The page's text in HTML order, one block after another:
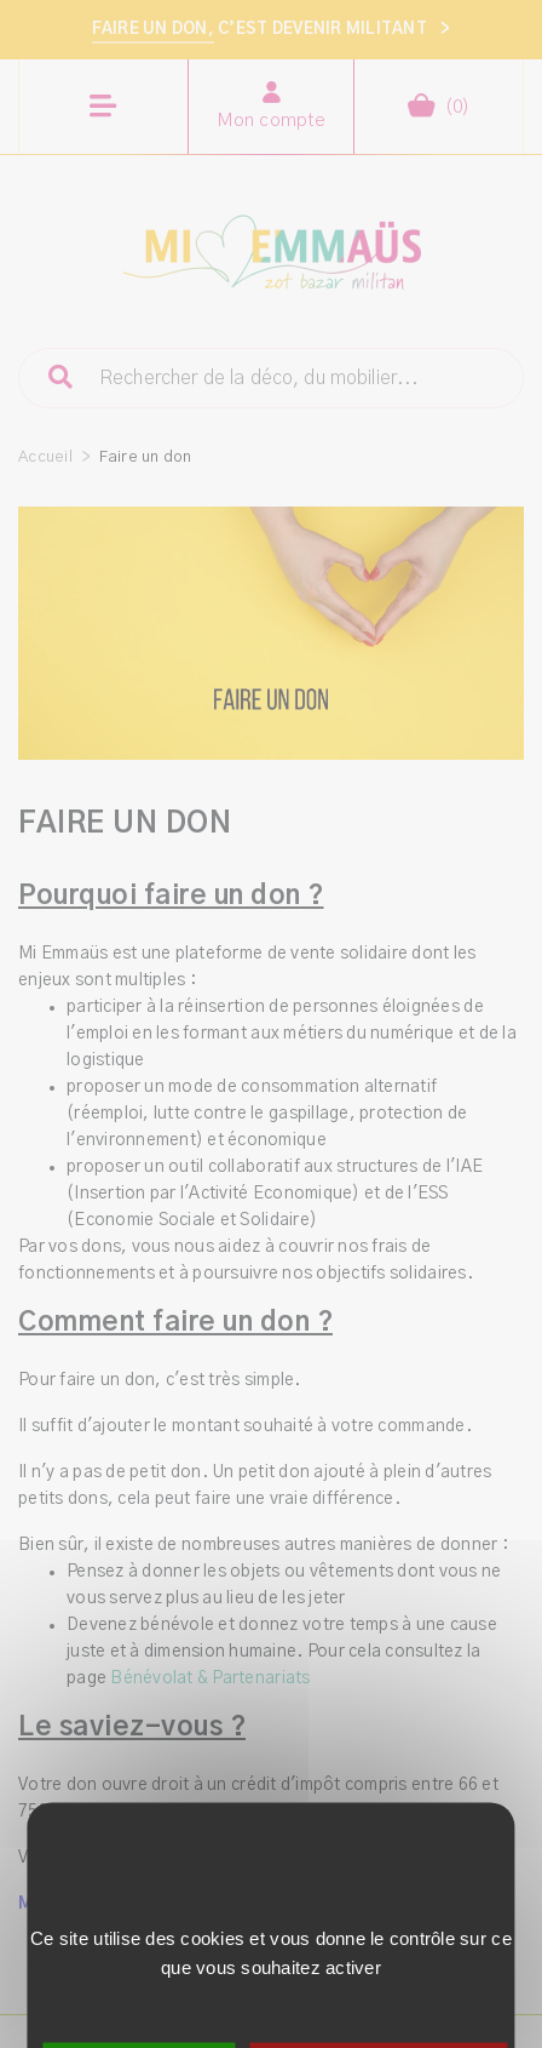
FAIRE UN DON, C’EST DEVENIR MILITANT >
Mon compte
( 0)
Accueil > Faire un don
FAIRE UN DON
Pourquoi faire un don ?
Mi Emmaüs est une plateforme de vente solidaire dont les
enjeux sont multiples :
participer à la réinsertion de personnes éloignées de
l'emploi en les formant aux métiers du numérique et de la
logistique
proposer un mode de consommation alternatif
(réemploi, lutte contre le gaspillage, protection de
l'environnement) et économique
proposer un outil collaboratif aux structures de l'IAE
(Insertion par l'Activité Economique) et de l'ESS
(Economie Sociale et Solidaire)
Par vos dons, vous nous aidez à couvrir nos frais de
fonctionnements et à poursuivre nos objectifs solidaires.
Comment faire un don ?
Pour faire un don, c'est très simple.
Il suffit d'ajouter le montant souhaité à votre commande.
Il n'y a pas de petit don. Un petit don ajouté à plein d'autres
petits dons, cela peut faire une vraie différence.
Bien sûr, il existe de nombreuses autres manières de donner :
Pensez à donner les objets ou vêtements dont vous ne
vous servez plus au lieu de les jeter
Devenez bénévole et donnez votre temps à une cause
juste et à dimension humaine. Pour cela consultez la
page Bénévolat & Partenariats
Le saviez-vous ?
Votre don ouvre droit à un crédit d'impôt compris entre 66 et
75% de votre don.
Vous recevrez un reçu pour chaque don effectué.
Merci pour votre générosité !
Ce site utilise des cookies et vous donne le contrôle sur ce
que vous souhaitez activer